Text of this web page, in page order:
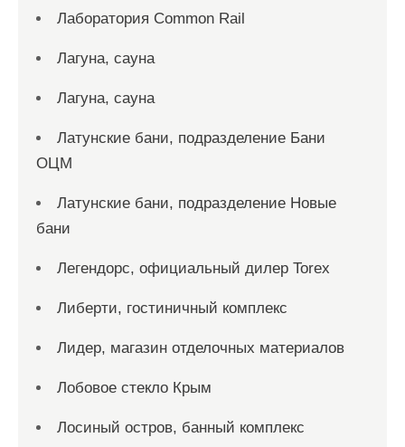
Лаборатория Common Rail
Лагуна, сауна
Лагуна, сауна
Латунские бани, подразделение Бани
ОЦМ
Латунские бани, подразделение Новые
бани
Легендорс, официальный дилер Torex
Либерти, гостиничный комплекс
Лидер, магазин отделочных материалов
Лобовое стекло Крым
Лосиный остров, банный комплекс